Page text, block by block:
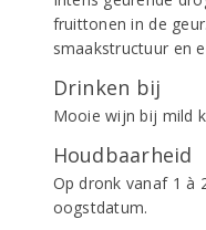
fruittonen in de
smaakstructuur en
Drinken bij
Mooie wijn bij mild
Houdbaarheid
Op dronk vanaf 1 à
oogstdatum.